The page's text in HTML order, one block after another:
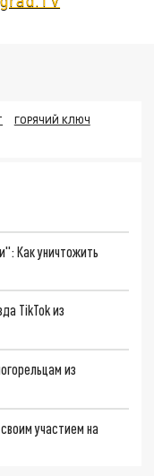
ГОРЯЧИЙ КЛЮЧ
Как уничтожить
TikTok из
из
участием на